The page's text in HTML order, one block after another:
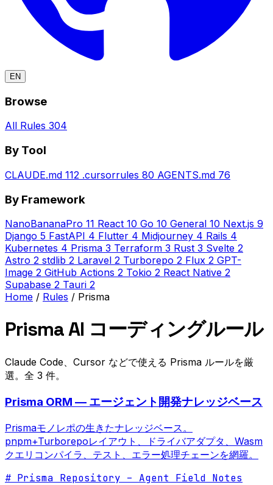
EN
Browse
All Rules 304
By Tool
CLAUDE.md 112 .cursorrules 80 AGENTS.md 76
By Framework
NanoBananaPro 11 React 10 Go 10 General 10 Next.js 9
Django 5 FastAPI 4 Flutter 4 Midjourney 4 Rails 4
Kubernetes 4 Prisma 3 Terraform 3 Rust 3 Svelte 2
Astro 2 stdlib 2 Laravel 2 Turborepo 2 Flux 2 GPT-
Image 2 GitHub Actions 2 Tokio 2 React Native 2
Supabase 2 Tauri 2
Home / Rules / Prisma
Prisma AI コーディングルール
Claude Code、Cursor などで使える Prisma ルールを厳
選。全 3 件。
Prisma ORM — エージェント開発ナレッジベース
Prismaモノレポの生きたナレッジベース。
pnpm+Turborepoレイアウト、ドライバアダプタ、Wasm
クエリコンパイラ、テスト、エラー処理チェーンを網羅。
# Prisma Repository – Agent Field Notes